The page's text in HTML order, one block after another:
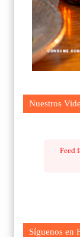
Nuestros
Feed
Síguenos en